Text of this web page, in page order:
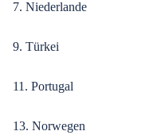
7. Niederlande
9. Türkei
11. Portugal
13. Norwegen